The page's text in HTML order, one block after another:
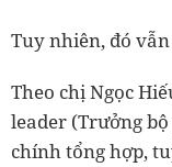
Tuy nhiên, đó
Theo chị Ngọc
leader (Trưởng
chính tổng hợp,